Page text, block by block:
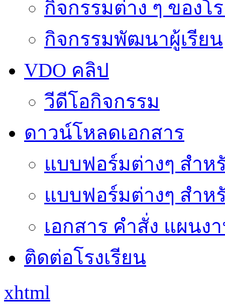
กิจกรรมต่าง ๆ ของโ
กิจกรรมพัฒนาผู้เรียน
VDO คลิป
วีดีโอกิจกรรม
ดาวน์โหลดเอกสาร
แบบฟอร์มต่างๆ สำห
แบบฟอร์มต่างๆ สำห
เอกสาร คำสั่ง แผนง
ติดต่อโรงเรียน
xhtml